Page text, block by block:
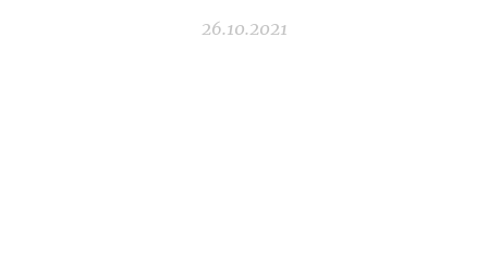
26.10.2021